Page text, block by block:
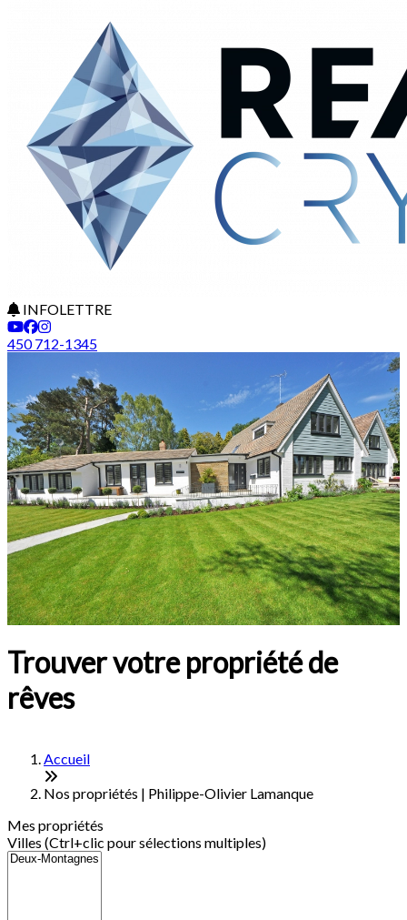
INFOLETTRE
450 712-1345
Trouver votre propriété de
rêves
Accueil
Nos propriétés | Philippe-Olivier Lamanque
Mes propriétés
Villes (Ctrl+clic pour sélections multiples)